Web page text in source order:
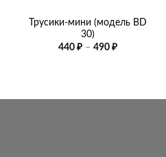
Трусики-мини (модель BD
30)
440 ₽ – 490 ₽Диапазон